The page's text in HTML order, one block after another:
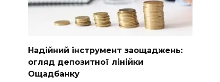
Надійний інструмент заощаджень:
огляд депозитної лінійки
Ощадбанку